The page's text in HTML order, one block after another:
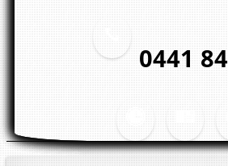
0441